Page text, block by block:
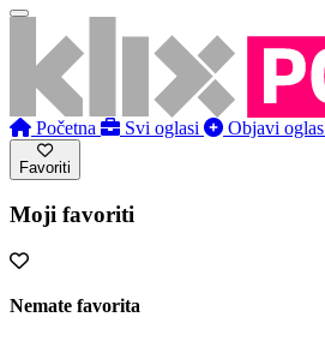
Početna Svi oglasi Objavi oglas
Favoriti
Moji favoriti
Nemate favorita